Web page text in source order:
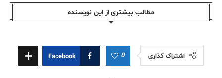
مطالب بیشتری از این نویسندە
اشتراک گذاری 0
Facebook